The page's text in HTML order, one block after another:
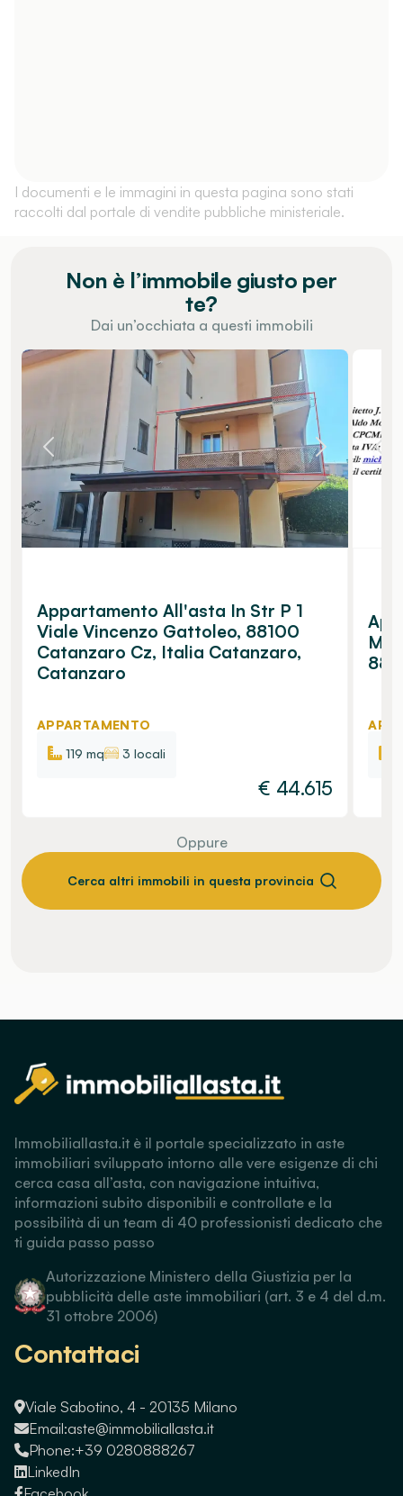
I documenti e le immagini in questa pagina sono stati
raccolti dal portale di vendite pubbliche ministeriale.
Non è l’immobile giusto per
te?
Dai un’occhiata a questi immobili
Appartamento All'asta In Str P 1
Viale Vincenzo Gattoleo, 88100
Catanzaro Cz, Italia Catanzaro,
Catanzaro
APPARTAMENTO
119 mq
3 locali
€ 44.615
Oppure
Cerca altri immobili in questa provincia
Immobiliallasta.it è il portale specializzato in aste
immobiliari sviluppato intorno alle vere esigenze di chi
cerca casa all’asta, con navigazione intuitiva,
informazioni subito disponibili e controllate e la
possibilità di un team di 40 professionisti dedicato che
ti guida passo passo
Autorizzazione Ministero della Giustizia per la
pubblicità delle aste immobiliari (art. 3 e 4 del d.m.
31 ottobre 2006)
Contattaci
Viale Sabotino, 4 - 20135 Milano
Email:aste@immobiliallasta.it
Phone:+39 0280888267
LinkedIn